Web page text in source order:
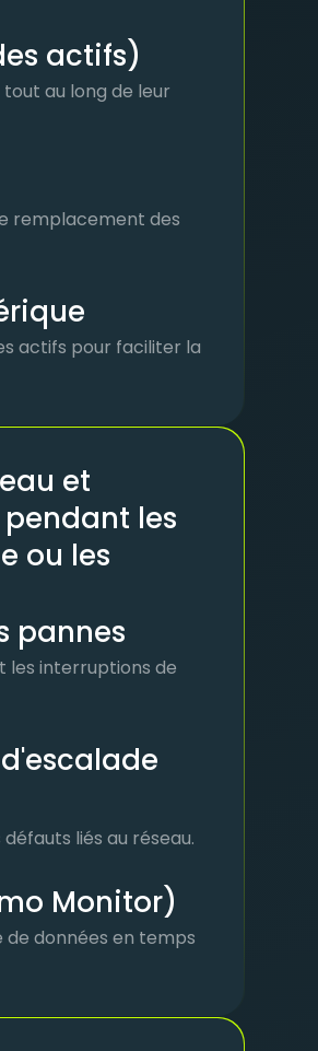
actifs)
au long de leur
remplacement des
actifs pour faciliter la
et
les
ou les
pannes
les interruptions de
liés au réseau.
Monitor)
données en temps